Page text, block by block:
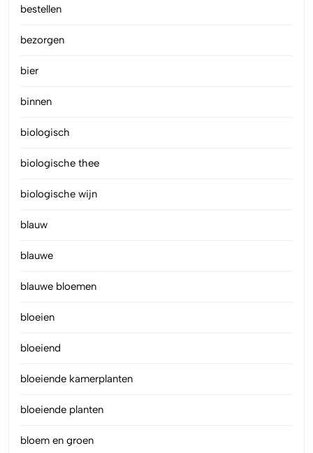
bestellen
bezorgen
bier
binnen
biologisch
biologische thee
biologische wijn
blauw
blauwe
blauwe bloemen
bloeien
bloeiend
bloeiende kamerplanten
bloeiende planten
bloem en groen